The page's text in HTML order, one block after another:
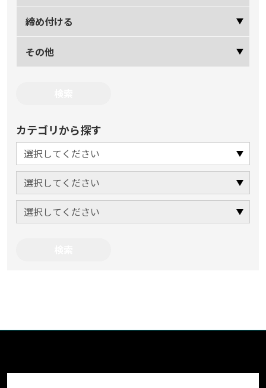
締め付ける
その他
カテゴリから探す